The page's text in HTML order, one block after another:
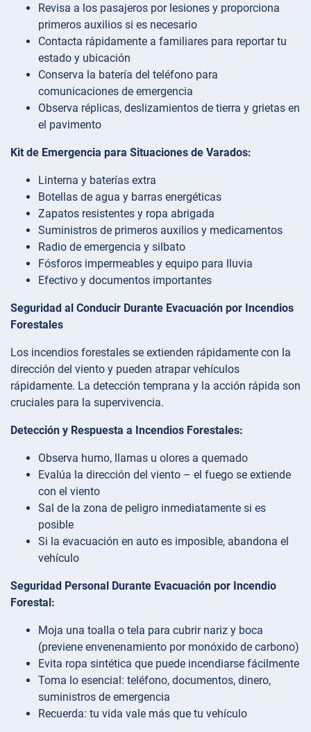
Revisa a los pasajeros por lesiones y proporciona
primeros auxilios si es necesario
Contacta rápidamente a familiares para reportar tu
estado y ubicación
Conserva la batería del teléfono para
comunicaciones de emergencia
Observa réplicas, deslizamientos de tierra y grietas en
el pavimento
Kit de Emergencia para Situaciones de Varados:
Linterna y baterías extra
Botellas de agua y barras energéticas
Zapatos resistentes y ropa abrigada
Suministros de primeros auxilios y medicamentos
Radio de emergencia y silbato
Fósforos impermeables y equipo para lluvia
Efectivo y documentos importantes
Seguridad al Conducir Durante Evacuación por Incendios
Forestales
Los incendios forestales se extienden rápidamente con la
dirección del viento y pueden atrapar vehículos
rápidamente. La detección temprana y la acción rápida son
cruciales para la supervivencia.
Detección y Respuesta a Incendios Forestales:
Observa humo, llamas u olores a quemado
Evalúa la dirección del viento – el fuego se extiende
con el viento
Sal de la zona de peligro inmediatamente si es
posible
Si la evacuación en auto es imposible, abandona el
vehículo
Seguridad Personal Durante Evacuación por Incendio
Forestal:
Moja una toalla o tela para cubrir nariz y boca
(previene envenenamiento por monóxido de carbono)
Evita ropa sintética que puede incendiarse fácilmente
Toma lo esencial: teléfono, documentos, dinero,
suministros de emergencia
Recuerda: tu vida vale más que tu vehículo